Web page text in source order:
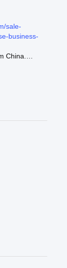
sale-
business-
China.